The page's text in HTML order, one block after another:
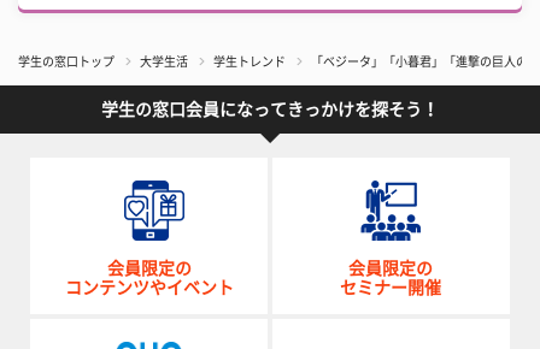
学生の窓口トップ 大学生活 学生トレンド 「ベジータ」「小暮君」「進撃の巨人の
学生の窓口会員になってきっかけを探そう！
会員限定の
コンテンツやイベント
会員限定の
セミナー開催